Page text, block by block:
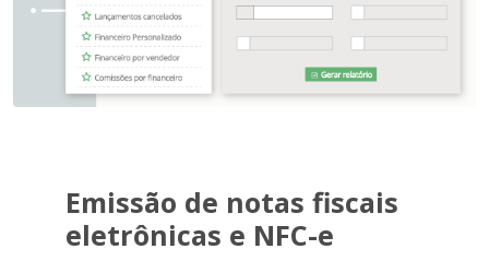
Emissão de notas fiscais
eletrônicas e NFC-e